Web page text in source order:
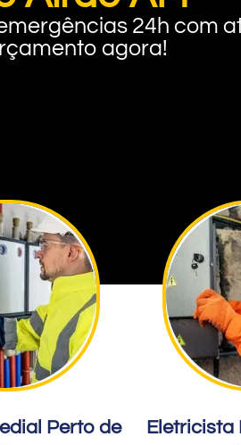
24h com
agora!
Perto de
Eletricista